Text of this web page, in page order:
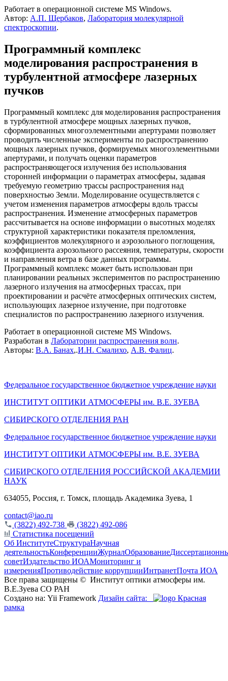
Работает в операционной системе MS Windows.
Автор: А.П. Щербаков, Лаборатория молекулярной
спектроскопии.
Программный комплекс
моделирования распространения в
турбулентной атмосфере лазерных
пучков
Программный комплекс для моделирования распространения
в турбулентной атмосфере мощных лазерных пучков,
сформированных многоэлементными апертурами позволяет
проводить численные эксперименты по распространению
мощных лазерных пучков, формируемых многоэлементными
апертурами, и получать оценки параметров
распространяющегося излучения без использования
сторонней информации о параметрах атмосферы, задавая
требуемую геометрию трассы распространения над
поверхностью Земли. Моделирование осуществляется с
учетом изменения параметров атмосферы вдоль трассы
распространения. Изменение атмосферных параметров
рассчитывается на основе информации о высотных моделях
структурной характеристики показателя преломления,
коэффициентов молекулярного и аэрозольного поглощения,
коэффициента аэрозольного рассеяния, температуры, скорости
и направления ветра в базе данных программы.
Программный комплекс может быть использован при
планировании реальных экспериментов по распространению
лазерного излучения на атмосферных трассах, при
проектировании и расчёте атмосферных оптических систем,
использующих лазерное излучение, при подготовке
специалистов по распространению лазерного излучения.
Работает в операционной системе MS Windows.
Разработан в Лаборатории распространения волн.
Авторы: В.А. Банах,.И.Н. Смалихо, А.В. Фалиц.
Федеральное государственное бюджетное учреждение науки
ИНСТИТУТ ОПТИКИ АТМОСФЕРЫ им. В.Е. ЗУЕВА
СИБИРСКОГО ОТДЕЛЕНИЯ РАН
Федеральное государственное бюджетное учреждение науки
ИНСТИТУТ ОПТИКИ АТМОСФЕРЫ им. В.Е. ЗУЕВА
СИБИРСКОГО ОТДЕЛЕНИЯ РОССИЙСКОЙ АКАДЕМИИ
НАУК
634055, Россия, г. Томск, площадь Академика Зуева, 1
contact@iao.ru
(3822) 492-738
(3822) 492-086
Статистика посещений
Об ИнститутеСтруктураНаучная
деятельностьКонференцииЖурналОбразование
советИздательство ИОАМониторинг и
измеренияПротиводействие коррупцииИнтранетПочта ИОА
Все права защищены © Институт оптики атмосферы им.
В.Е.Зуева СО РАН
Создано на: Yii Framework Дизайн сайта:
Красная
рамка